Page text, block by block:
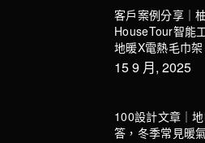
客戶案例分享｜
HouseTour智能
地暖X電熱毛巾架
15 9 月, 2025
100設計文章｜
答，冬季常見暖